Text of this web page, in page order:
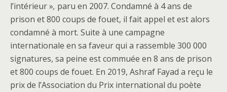
l’intérieur », paru en 2007. Condamné à 4 ans de
prison et 800 coups de fouet, il fait appel et est alors
condamné à mort. Suite à une campagne
internationale en sa faveur qui a rassemble 300 000
signatures, sa peine est commuée en 8 ans de prison
et 800 coups de fouet. En 2019, Ashraf Fayad a reçu le
prix de l’Association du Prix international du poète